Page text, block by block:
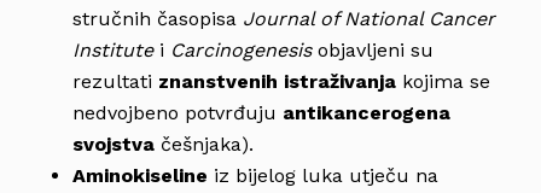
stručnih časopisa Journal of National Cancer
Institute i Carcinogenesisobjavljeni su
rezultati znanstvenih istraživanja kojima se
nedvojbeno potvrđuju antikancerogena
svojstva češnjaka).
Aminokiseline iz bijelog luka utječu na